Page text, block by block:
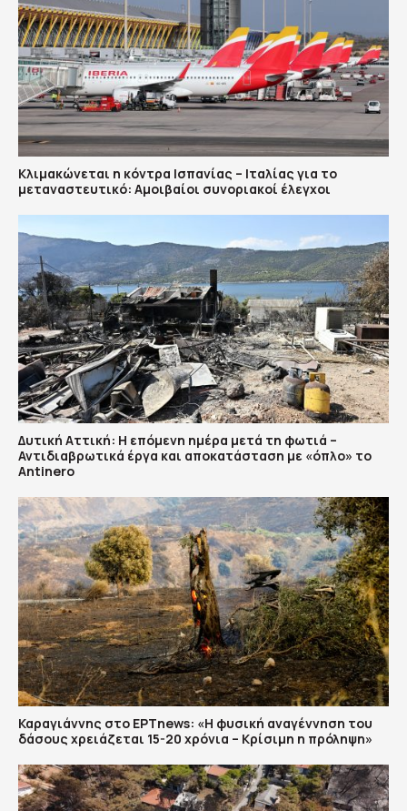
Κλιμακώνεται η κόντρα Ισπανίας – Ιταλίας για το
μεταναστευτικό: Αμοιβαίοι συνοριακοί έλεγχοι
Δυτική Αττική: Η επόμενη ημέρα μετά τη φωτιά –
Αντιδιαβρωτικά έργα και αποκατάσταση με «όπλο» το
Antinero
Καραγιάννης στο ΕΡΤnews: «Η φυσική αναγέννηση του
δάσους χρειάζεται 15-20 χρόνια – Κρίσιμη η πρόληψη»